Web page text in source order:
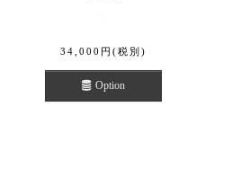
34,000 円 (税別)
Option